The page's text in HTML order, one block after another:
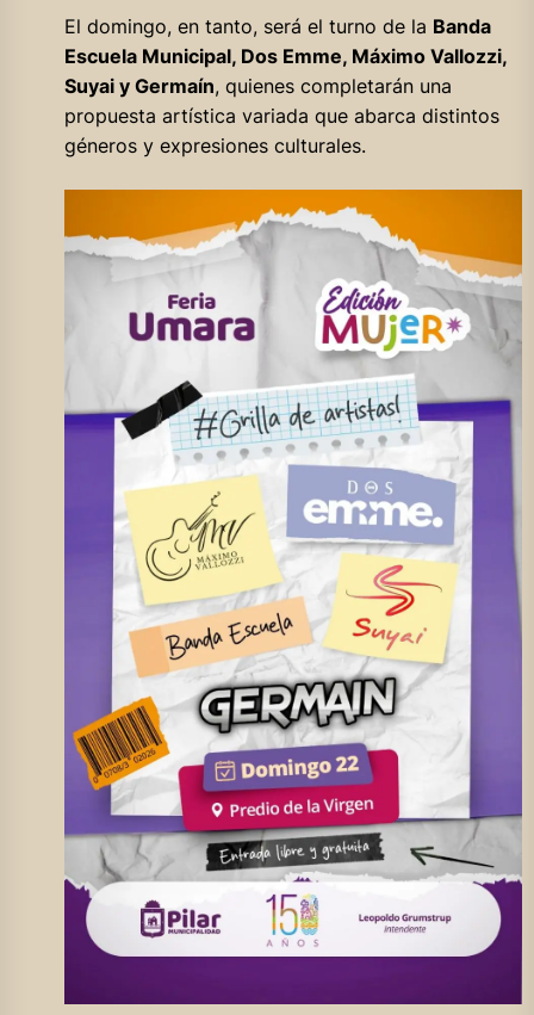
El domingo, en tanto, será el turno de la Banda
Escuela Municipal, Dos Emme, Máximo Vallozzi,
Suyai y Germaín, quienes completarán una
propuesta artística variada que abarca distintos
géneros y expresiones culturales.